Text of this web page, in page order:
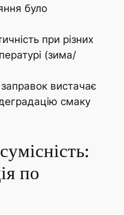
було
при різних
(зима/
вистачає
смаку
по